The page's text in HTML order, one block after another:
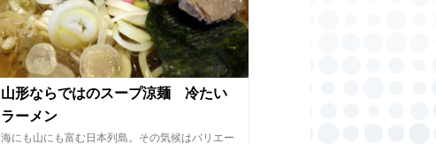
山形ならではのスープ涼麺 冷たい
ラーメン
海にも山にも富む日本列島。その気候はバリエー